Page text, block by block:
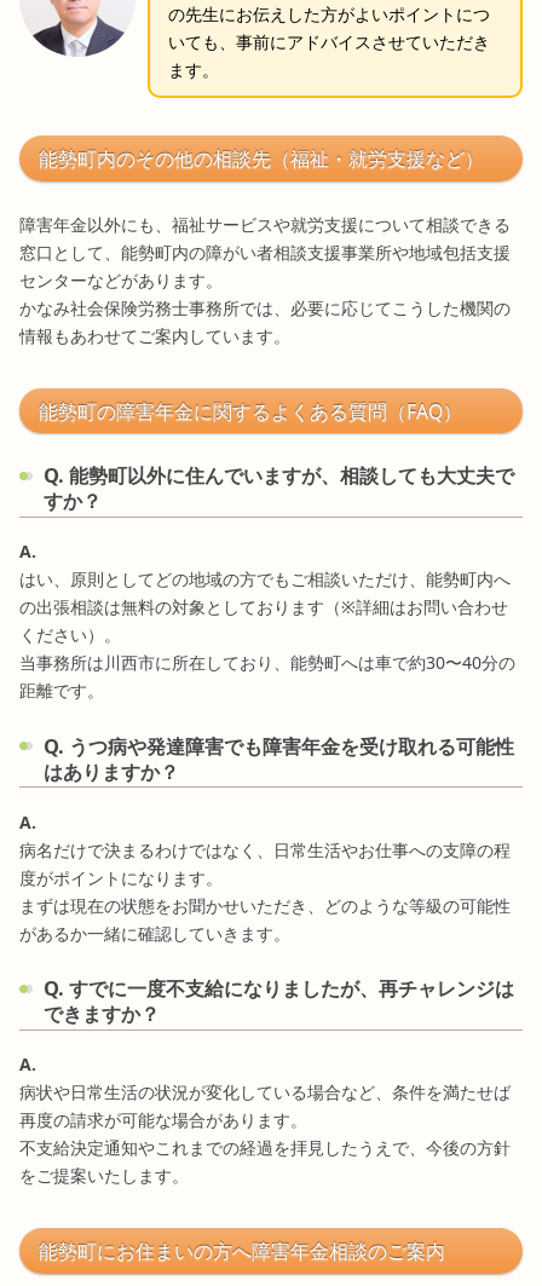
の先生にお伝えした方がよいポイントにつ
いても、事前にアドバイスさせていただき
ます。
能勢町内のその他の相談先（福祉・就労支援など）
障害年金以外にも、福祉サービスや就労支援について相談できる
窓口として、能勢町内の障がい者相談支援事業所や地域包括支援
センターなどがあります。
かなみ社会保険労務士事務所では、必要に応じてこうした機関の
情報もあわせてご案内しています。
能勢町の障害年金に関するよくある質問（FAQ）
Q. 能勢町以外に住んでいますが、相談しても大丈夫で
すか？
A.
はい、原則としてどの地域の方でもご相談いただけ、能勢町内へ
の出張相談は無料の対象としております（※詳細はお問い合わせ
ください）。
当事務所は川西市に所在しており、能勢町へは車で約30〜40分の
距離です。
Q. うつ病や発達障害でも障害年金を受け取れる可能性
はありますか？
A.
病名だけで決まるわけではなく、日常生活やお仕事への支障の程
度がポイントになります。
まずは現在の状態をお聞かせいただき、どのような等級の可能性
があるか一緒に確認していきます。
Q. すでに一度不支給になりましたが、再チャレンジは
できますか？
A.
病状や日常生活の状況が変化している場合など、条件を満たせば
再度の請求が可能な場合があります。
不支給決定通知やこれまでの経過を拝見したうえで、今後の方針
をご提案いたします。
能勢町にお住まいの方へ障害年金相談のご案内